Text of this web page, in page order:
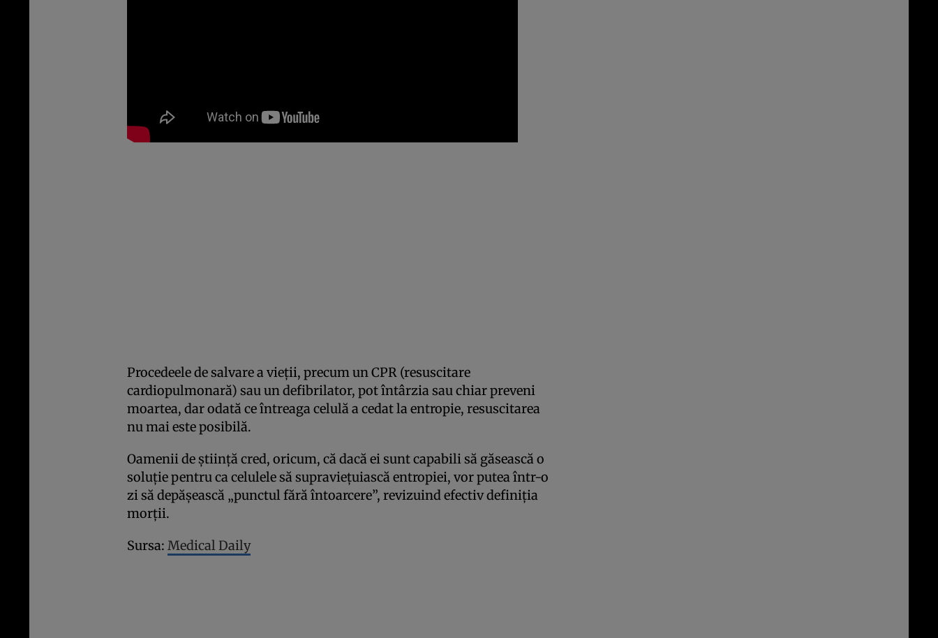
Procedeele de salvare a vieţii, precum un CPR (resuscitare
cardiopulmonară) sau un defibrilator, pot întârzia sau chiar preveni
moartea, dar odată ce întreaga celulă a cedat la entropie, resuscitarea
nu mai este posibilă.
Oamenii de ştiinţă cred, oricum, că dacă ei sunt capabili să găsească o
soluţie pentru ca celulele să supravieţuiască entropiei, vor putea într-o
zi să depăşească „punctul fără întoarcere”, revizuind efectiv definiţia
morţii.
Sursa: Medical Daily